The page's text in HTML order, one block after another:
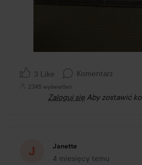
3 Like Komentarz
2345 wyświetleń
Zaloguj się Aby zostawić
Janette
4 miesięcy temu
Post został utworzony 4